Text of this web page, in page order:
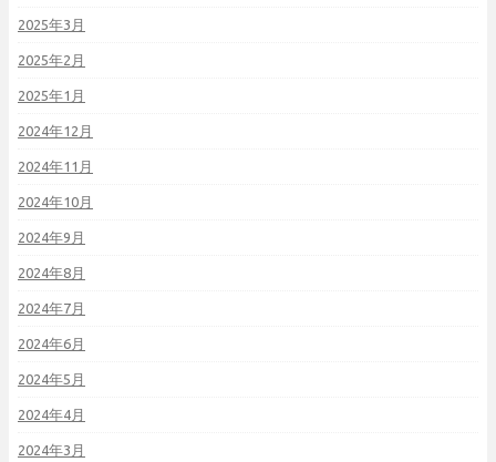
2025年3月
2025年2月
2025年1月
2024年12月
2024年11月
2024年10月
2024年9月
2024年8月
2024年7月
2024年6月
2024年5月
2024年4月
2024年3月